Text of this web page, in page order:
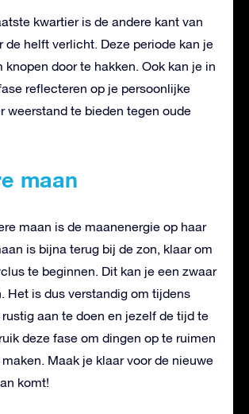
kwartier is de andere kant van
de helft verlicht. Deze periode kan je
knopen door te hakken. Ook kan je in
reflecteren op je persoonlijke
weerstand te bieden tegen oude
maan
maan is de maanenergie op haar
is bijna terug bij de zon, klaar om
te beginnen. Dit kan je een zwaar
Het is dus verstandig om tijdens
aan te doen en jezelf de tijd te
deze fase om dingen op te ruimen
Maak je klaar voor de nieuwe
komt!